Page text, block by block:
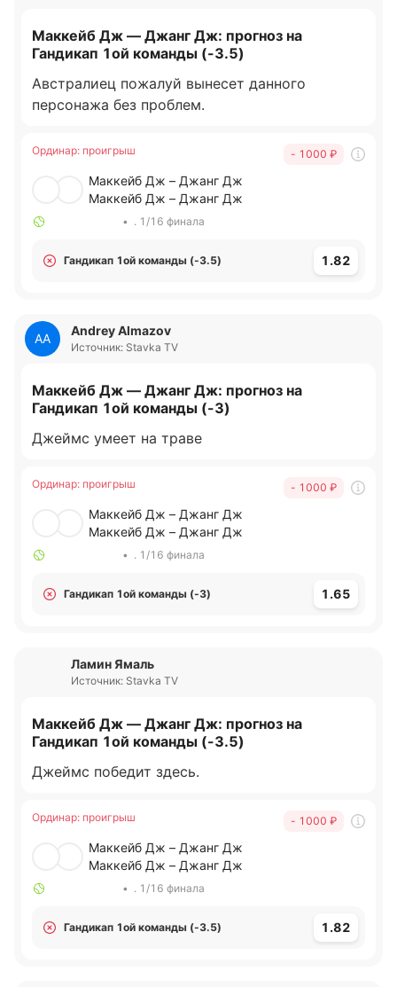
Маккейб Дж — Джанг Дж: прогноз на
Гандикап 1ой команды (-3.5)
Австралиец пожалуй вынесет данного
персонажа без проблем.
Ординар: проигрыш - 1000 ₽
Маккейб Дж – Джанг Дж
Маккейб Дж – Джанг Дж
• . 1/16 финала
Гандикап 1ой команды (-3.5) 1.82
AA
Andrey Almazov
Источник: Stavka TV
Маккейб Дж — Джанг Дж: прогноз на
Гандикап 1ой команды (-3)
Джеймс умеет на траве
Ординар: проигрыш - 1000 ₽
Маккейб Дж – Джанг Дж
Маккейб Дж – Джанг Дж
• . 1/16 финала
Гандикап 1ой команды (-3) 1.65
Ламин Ямаль
Источник: Stavka TV
Маккейб Дж — Джанг Дж: прогноз на
Гандикап 1ой команды (-3.5)
Джеймс победит здесь.
Ординар: проигрыш - 1000 ₽
Маккейб Дж – Джанг Дж
Маккейб Дж – Джанг Дж
• . 1/16 финала
Гандикап 1ой команды (-3.5) 1.82